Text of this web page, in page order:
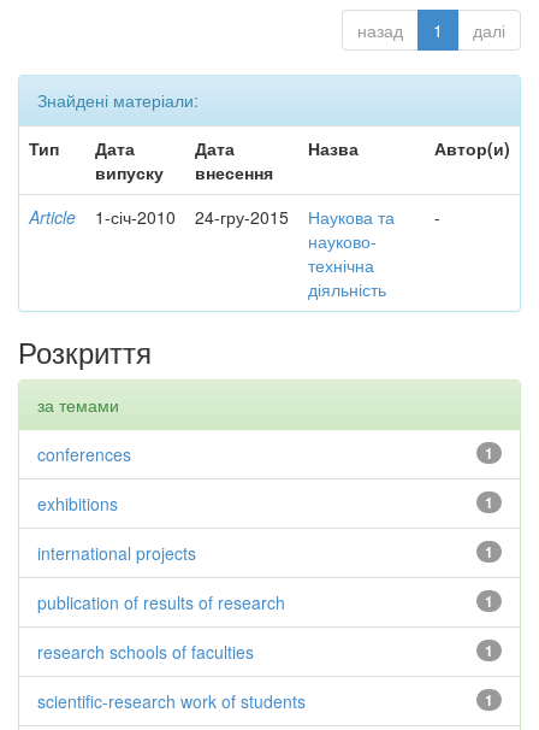
назад 1 далі
Знайдені матеріали:
Тип
Дата
випуску
Дата
внесення
Назва Автор(и)
Article 1-січ-2010 24-гру-2015
Наукова та
науково-
технічна
діяльність
-
Розкриття
за темами
1
conferences
1
exhibitions
1
international projects
1
publication of results of research
1
research schools of faculties
1
scientific-research work of students